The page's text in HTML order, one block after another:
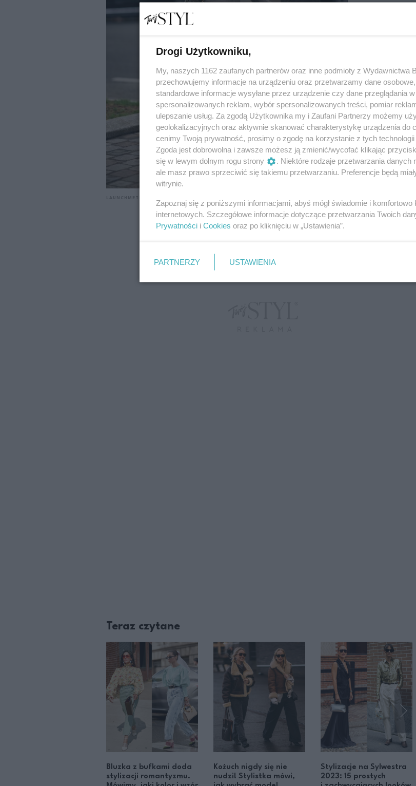
Teraz czytane
Bluzka z bufkami doda
stylizacji romantyzmu.
Kożuch nigdy się nie
nudzi! Stylistka mówi,
Stylizacje na Sylwestra
2023: 15 prostych
Drogi Użytkowniku,
My, naszych 1162 zaufanych partnerów oraz inne podmioty z Wydawnictwa
przechowujemy informacje na urządzeniu oraz przetwarzamy dane
standardowe informacje wysyłane przez urządzenie czy dane przeglądania
spersonalizowanych reklam, wybór spersonalizowanych treści, pomiar
ulepszanie usług. Za zgodą Użytkownika my i Zaufani Partnerzy możemy
geolokalizacyjnych oraz aktywnie skanować charakterystykę urządzenia do
cenimy Twoją prywatność, prosimy o zgodę na korzystanie z tych technologii
Zgoda jest dobrowolna i zawsze możesz ją zmienić/wycofać klikając
się w lewym dolnym rogu strony
. Niektóre rodzaje przetwarzania danych
ale masz prawo sprzeciwić się takiemu przetwarzaniu. Preferencje będą
witrynie.
Zapoznaj się z poniższymi informacjami, abyś mógł świadomie i
internetowych. Szczegółowe informacje dotyczące przetwarzania Twoich
Prywatności i Cookies oraz po kliknięciu w „Ustawienia”.
PARTNERZY USTAWIENIA